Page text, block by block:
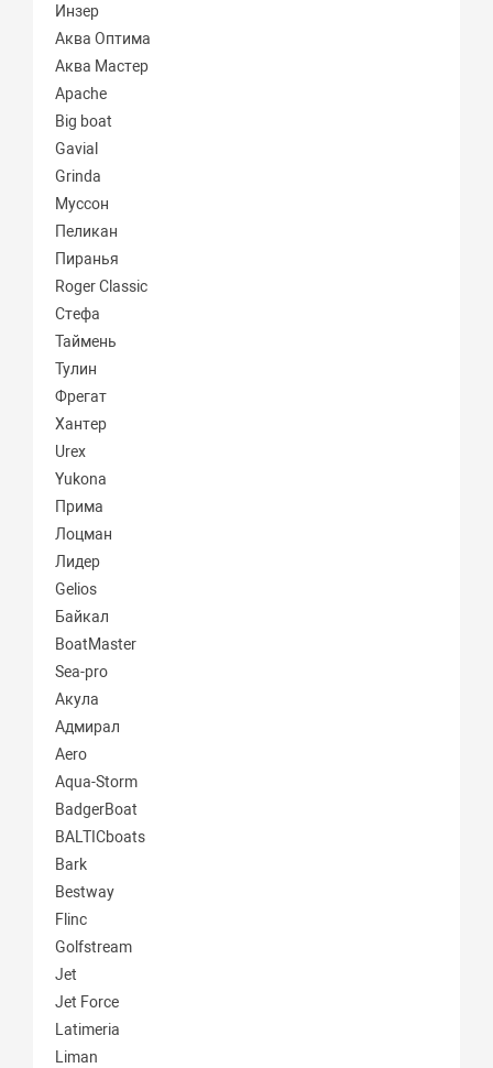
Инзер
Аква Оптима
Аква Мастер
Apache
Big boat
Gavial
Grinda
Муссон
Пеликан
Пиранья
Roger Classic
Стефа
Таймень
Тулин
Фрегат
Хантер
Urex
Yukona
Прима
Лоцман
Лидер
Gelios
Байкал
BoatMaster
Sea-pro
Акула
Адмирал
Aero
Aqua-Storm
BadgerBoat
BALTICboats
Bark
Bestway
Flinc
Golfstream
Jet
Jet Force
Latimeria
Liman